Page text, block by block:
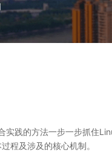
实践的方法一步一步抓住
程及涉及的核心机制。